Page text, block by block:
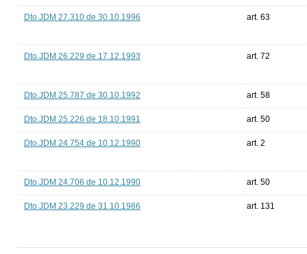
Dto.JDM 27.310 de 30.10.1996 art. 63
Dto.JDM 26.229 de 17.12.1993 art. 72
Dto.JDM 25.787 de 30.10.1992 art. 58
Dto.JDM 25.226 de 18.10.1991 art. 50
Dto.JDM 24.754 de 10.12.1990 art. 2
Dto.JDM 24.706 de 10.12.1990 art. 50
Dto.JDM 23.229 de 31.10.1986 art. 131